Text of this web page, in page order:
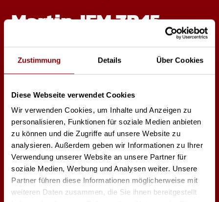
Zustimmung Details Über Cookies
Diese Webseite verwendet Cookies
Wir verwenden Cookies, um Inhalte und Anzeigen zu
personalisieren, Funktionen für soziale Medien anbieten
zu können und die Zugriffe auf unsere Website zu
analysieren. Außerdem geben wir Informationen zu Ihrer
Verwendung unserer Website an unsere Partner für
soziale Medien, Werbung und Analysen weiter. Unsere
Partner führen diese Informationen möglicherweise mit
weiteren Daten zusammen, die Sie ihnen bereitgestellt
Martin JEM ZR45
Nebel
Vorlaufsszeit: 10 minute
Flüssigkeitsreservoir: 5 l drop-in reservoir mit
Schnellanschlussverschraubung
Zugelassene Flüssigkeiten
JEM™ Pro Smoke Studio
JEM™ Pro Smoke Super
JEM™ Pro Smoke High Density
JEM™ I-Fog Fluid
JEM™ Pro Steam Simulation
RUSH™ Fog Fluid
JEM™ Pro Clean Suprem